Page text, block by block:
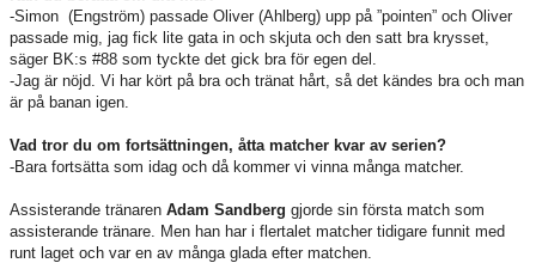
-Simon (Engström) passade Oliver (Ahlberg) upp på ”pointen” och Oliver
passade mig, jag fick lite gata in och skjuta och den satt bra krysset,
säger BK:s #88 som tyckte det gick bra för egen del.
-Jag är nöjd. Vi har kört på bra och tränat hårt, så det kändes bra och man
är på banan igen.
Vad tror du om fortsättningen, åtta matcher kvar av serien?
-Bara fortsätta som idag och då kommer vi vinna många matcher.
Assisterande tränaren Adam Sandberg gjorde sin första match som
assisterande tränare. Men han har i flertalet matcher tidigare funnit med
runt laget och var en av många glada efter matchen.